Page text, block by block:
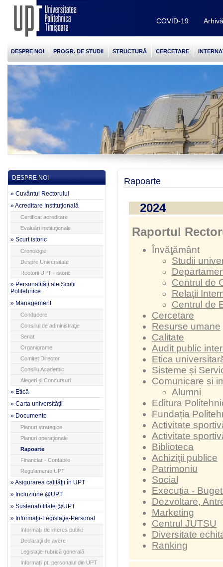
COVID-19
DESPRE NOI PROGR. DE STUDII STRUCTURĂ CERCETARE
DESPRE NOI
» Cuvântul Rectorului
» Acreditare Instituțională
Certificat acreditare
Evaluări instituţionale
» Scurt istoric
Cronologie
Despre Universitate
Rectorii UPT - istoric
» Personalități ale Școlii
Politehnice
» Management
Conducere
Consiliul de administraţie
Senat
Organigrame
Comitet Director
Consiliu Academic
Alegeri și Concursuri
» Etică
» Carta universităţii
» Documente
Planuri strategice
Planuri operaţionale
Rapoarte
Financiar - Contabile
Regulamente UPT
» Asigurarea calităţii în UPT
» Incluziune @UPT
» Sustenabilitate @UPT
» Informaţii-Legislaţie-Personal
Informaţii de interes public
Declaraţii de avere
Legislaţie-rubrică generală
Informaţii pt. personalul din UPT
Rapoarte
2024
Raportul
Învăţământ
Studii
Centrul de
Relații
Centrul de
Cercetare
Resurse umane
Calitate
Audit public
Etica
Sisteme și
Comunicare și
Alumni
Editura
Fundația
Activitate
Activitate
Biblioteca
Achiziţii publice
Patrimoniu
Social
Execuția -
Dezvoltare,
Marketing
Centrul JUTSU
Diversitate
Ranking